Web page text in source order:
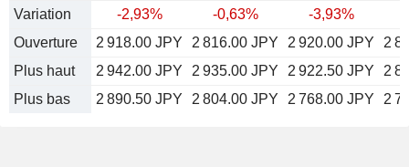
Variation
-2,93% -0,63% -3,93%
Ouverture
2 918.00 JPY 2 816.00 JPY 2 920.00 JPY
2
Plus haut
2 942.00 JPY 2 935.00 JPY 2 922.50 JPY
2
Plus bas
2 890.50 JPY 2 804.00 JPY 2 768.00 JPY 2